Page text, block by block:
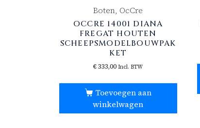
Boten, OcCre
OCCRE 14001 DIANA
FREGAT HOUTEN
SCHEEPSMODELBOUWPAK
KET
€333,00 Incl. BTW
Toevoegen aan
winkelwagen